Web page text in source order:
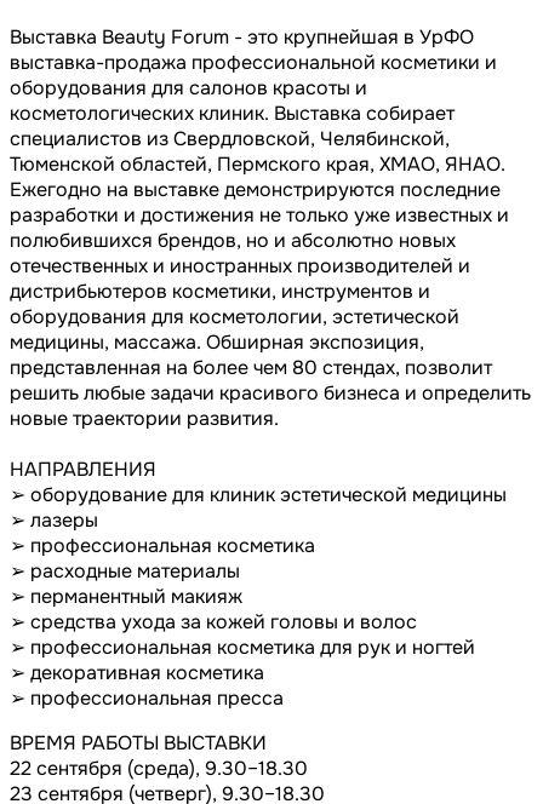
Выставка Beauty Forum - это крупнейшая в УрФО
выставка-продажа профессиональной косметики и
оборудования для салонов красоты и
косметологических клиник. Выставка собирает
специалистов из Свердловской, Челябинской,
Тюменской областей, Пермского края, ХМАО, ЯНАО.
Ежегодно на выставке демонстрируются последние
разработки и достижения не только уже известных и
полюбившихся брендов, но и абсолютно новых
отечественных и иностранных производителей и
дистрибьютеров косметики, инструментов и
оборудования для косметологии, эстетической
медицины, массажа. Обширная экспозиция,
представленная на более чем 80 стендах, позволит
решить любые задачи красивого бизнеса и определить
новые траектории развития.
НАПРАВЛЕНИЯ
➢ оборудование для клиник эстетической медицины
➢ лазеры
➢ профессиональная косметика
➢ расходные материалы
➢ перманентный макияж
➢ средства ухода за кожей головы и волос
➢ профессиональная косметика для рук и ногтей
➢ декоративная косметика
➢ профессиональная пресса
ВРЕМЯ РАБОТЫ ВЫСТАВКИ
22 сентября (среда), 9.30–18.30
23 сентября (четверг), 9.30–18.30